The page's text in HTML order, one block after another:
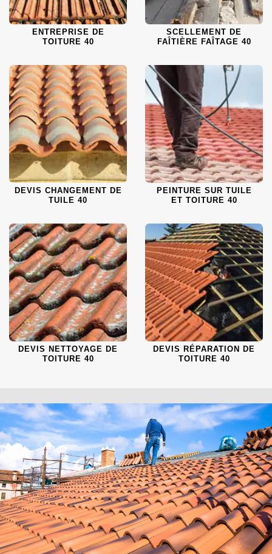
ENTREPRISE DE
TOITURE 40
SCELLEMENT DE
FAÎTIÈRE FAÎTAGE 40
DEVIS CHANGEMENT DE
TUILE 40
PEINTURE SUR TUILE
ET TOITURE 40
DEVIS NETTOYAGE DE
TOITURE 40
DEVIS RÉPARATION DE
TOITURE 40